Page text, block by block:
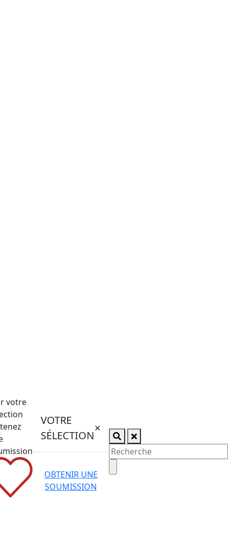
votre
VOTRE
SÉLECTION
✕
OBTENIR UNE
SOUMISSION